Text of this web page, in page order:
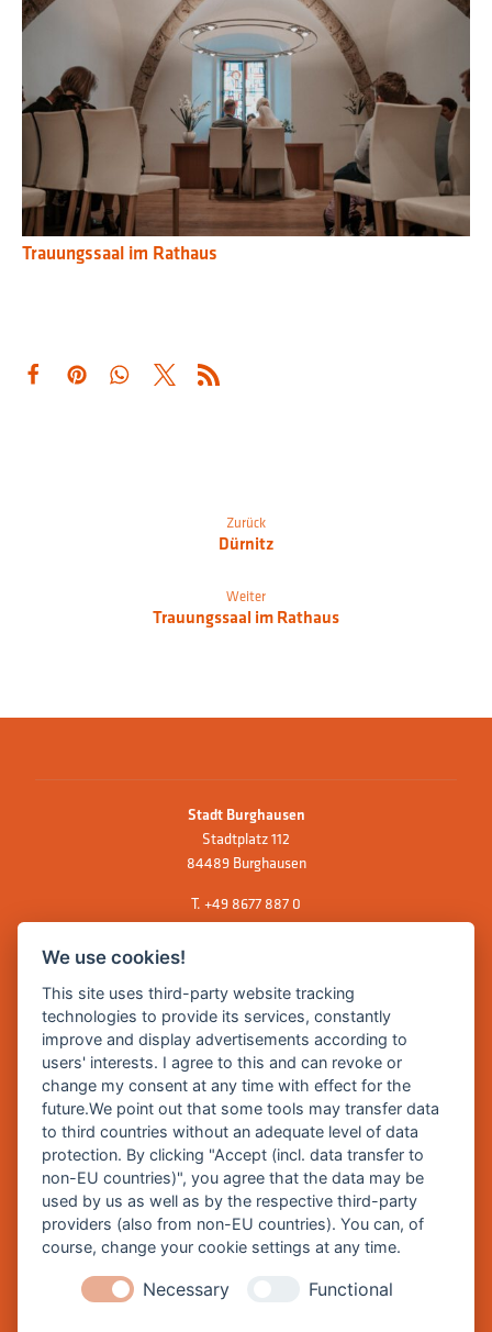
Trauungssaal im Rathaus
Zurück
Dürnitz
Weiter
Trauungssaal im Rathaus
Stadt Burghausen
Stadtplatz 112
84489 Burghausen
T. +49 8677 887 0
E Mail:
Zentrale Webseite der Stadt Burghausen:
www.burghausen.de
Burghausen in leichter Sprache
So funktioniert burghausen.de
Inhalte von burghausen.de
We use cookies!
This site uses third-party website tracking
technologies to provide its services, constantly
improve and display advertisements according to
users' interests. I agree to this and can revoke or
change my consent at any time with effect for the
future.We point out that some tools may transfer data
to third countries without an adequate level of data
protection. By clicking "Accept (incl. data transfer to
non-EU countries)", you agree that the data may be
used by us as well as by the respective third-party
providers (also from non-EU countries). You can, of
course, change your cookie settings at any time.
Necessary Functional